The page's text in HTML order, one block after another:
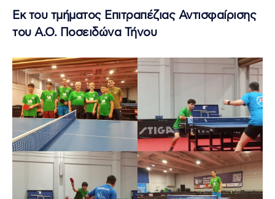
Εκ του τμήματος Επιτραπέζιας Αντισφαίρισης
του Α.Ο. Ποσειδώνα Τήνου